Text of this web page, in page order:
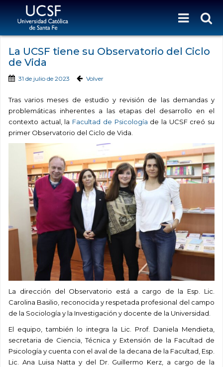
La UCSF tiene su Observatorio del Ciclo
de Vida
31 de julio de 2023 Volver
Tras varios meses de estudio y revisión de las demandas y
problemáticas inherentes a las etapas del desarrollo en el
contexto actual, la Facultad de Psicología de la UCSF creó su
primer Observatorio del Ciclo de Vida.
La dirección del Observatorio está a cargo de la Esp. Lic.
Carolina Basilio, reconocida y respetada profesional del campo
de la Sociología y la Investigación y docente de la Universidad.
El equipo, también lo integra la Lic. Prof. Daniela Mendieta,
secretaria de Ciencia, Técnica y Extensión de la Facultad de
Psicología y cuenta con el aval de la decana de la Facultad, Esp.
Lic. Ana Luisa Natta y del Dr. Guillermo Kerz, a cargo de la